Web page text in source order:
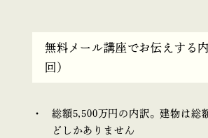
無料メール講座でお伝えする
回）
総額5,500万円の内訳。建物は総
どしかありません